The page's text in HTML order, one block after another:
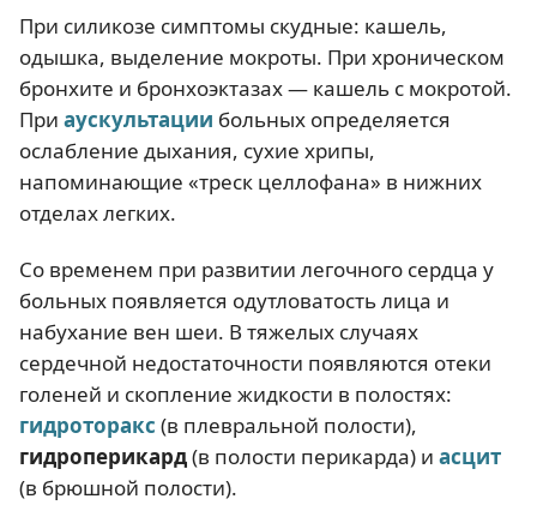
При силикозе симптомы скудные: кашель,
одышка, выделение мокроты. При хроническом
бронхите и бронхоэктазах — кашель с мокротой.
При аускультации больных определяется
ослабление дыхания, сухие хрипы,
напоминающие «треск целлофана» в нижних
отделах легких.
Со временем при развитии легочного сердца у
больных появляется одутловатость лица и
набухание вен шеи. В тяжелых случаях
сердечной недостаточности появляются отеки
голеней и скопление жидкости в полостях:
гидроторакс (в плевральной полости),
гидроперикард(в полости перикарда) и асцит
(в брюшной полости).